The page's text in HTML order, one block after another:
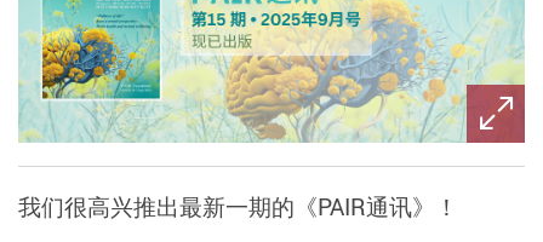
我们很高兴推出最新一期的《PAIR通讯》！